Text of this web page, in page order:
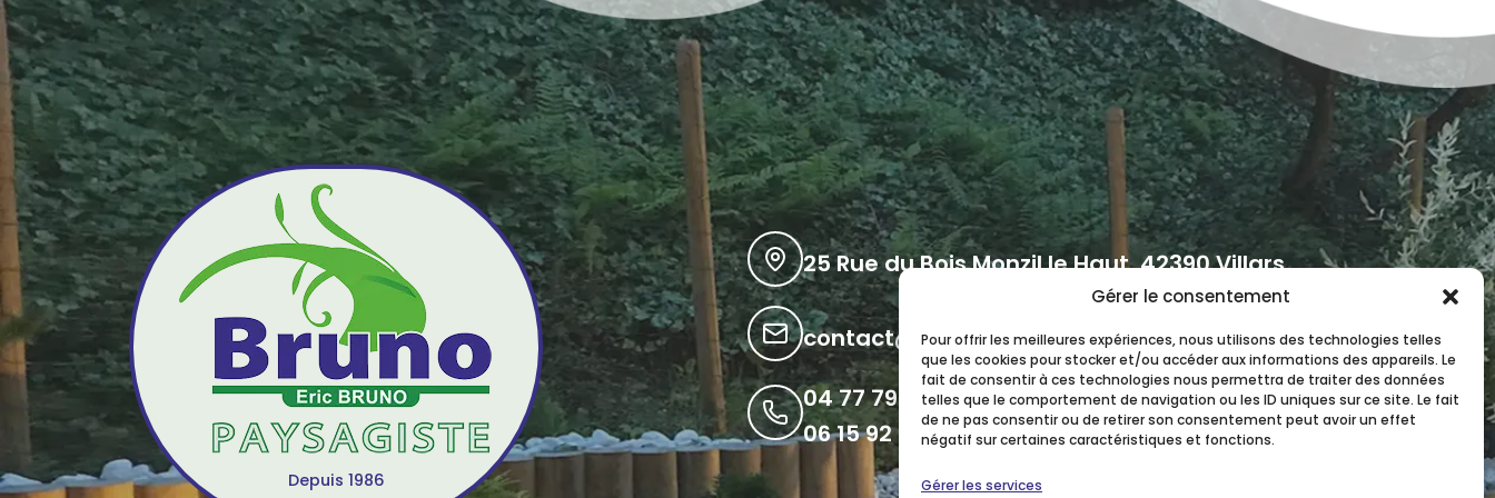
Gérer le consentement
Pour offrir les meilleures expériences, nous utilisons des technologies telles
que les cookies pour stocker et/ou accéder aux informations des appareils. Le
fait de consentir à ces technologies nous permettra de traiter des données
telles que le comportement de navigation ou les ID uniques sur ce site. Le fait
de ne pas consentir ou de retirer son consentement peut avoir un effet
négatif sur certaines caractéristiques et fonctions.
Gérer les services
Depuis 1986
25 Rue du Bois Monzil le Haut, 42390 Villars
contact@bruno-paysage.com
04 77 79 33 99
06 15 92 33 16